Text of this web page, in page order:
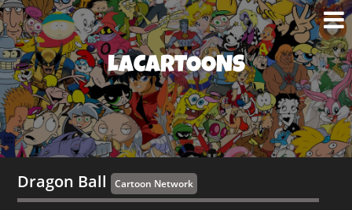
LACARTOONS
Dragon Ball Cartoon Network